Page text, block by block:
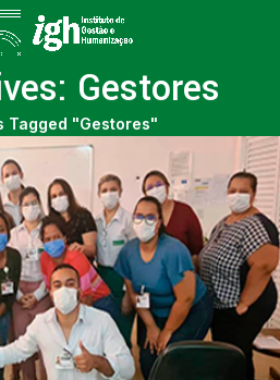
Gestores
Tagged "Gestores"